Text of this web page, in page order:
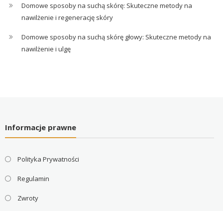
Domowe sposoby na suchą skórę: Skuteczne metody na
nawilżenie i regenerację skóry
Domowe sposoby na suchą skórę głowy: Skuteczne metody na
nawilżenie i ulgę
Informacje prawne
Polityka Prywatności
Regulamin
Zwroty